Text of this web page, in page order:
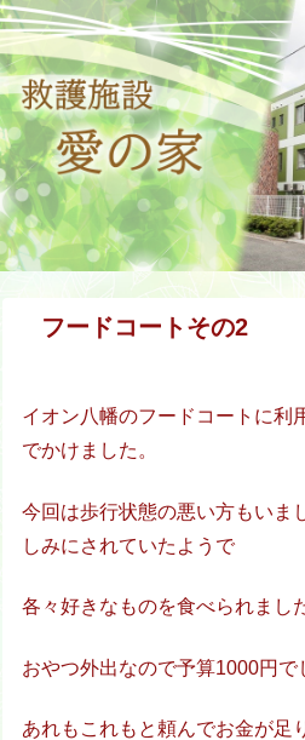
フードコートその2
イオン八幡のフードコートに利
でかけました。
今回は歩行状態の悪い方もいま
しみにされていたようで
各々好きなものを食べられまし
おやつ外出なので予算1000円で
あれもこれもと頼んでお金が足